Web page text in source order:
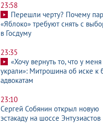
23:58
Перешли черту? Почему
«Яблоко» требуют снять с
в Госдуму
23:35
«Хочу вернуть то, что у меня
украли»: Митрошина об иске к
адвокатам
23:10
Сергей Собянин открыл новую
эстакаду на шоссе Энтузиастов